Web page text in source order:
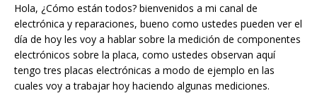
Hola, ¿Cómo están todos? bienvenidos a mi canal de
electrónica y reparaciones, bueno como ustedes pueden ver el
día de hoy les voy a hablar sobre la medición de componentes
electrónicos sobre la placa, como ustedes observan aquí
tengo tres placas electrónicas a modo de ejemplo en las
cuales voy a trabajar hoy haciendo algunas mediciones.